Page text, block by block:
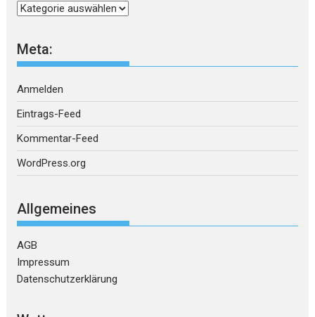
Kategorien
Meta:
Anmelden
Eintrags-Feed
Kommentar-Feed
WordPress.org
Allgemeines
AGB
Impressum
Datenschutzerklärung